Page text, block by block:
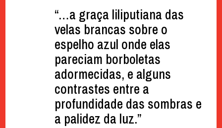
“…a graça liliputiana das
velas brancas sobre o
espelho azul onde elas
pareciam borboletas
adormecidas, e alguns
contrastes entre a
profundidade das sombras e
a palidez da luz.”